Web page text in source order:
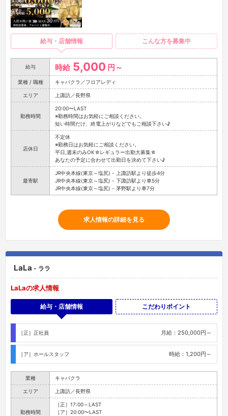
給与・店舗情報 こんな方を募集中
給与 時給 5,000 円～
業種 / 職種 キャバクラ／フロアレディ
エリア 上諏訪／長野県
勤務時間
20:00〜LAST
※勤務時間はお気軽にご相談ください。
短い時間だけ、終電上がりなどでもご相談下さい♪
店休日
不定休
※勤務日はお気軽にご相談ください。
平日,週末のみOK☆レギュラー出勤大募集☆
あなたの予定に合わせて出勤日を決めて下さい♪
最寄駅
JR中央本線(東京～塩尻) - 上諏訪駅より徒歩4分
JR中央本線(東京～塩尻) - 下諏訪駅より車5分
JR中央本線(東京～塩尻) - 茅野駅より車7分
求人情報の詳細を見る
LaLa - ララ
LaLaの求人情報
給与・店舗情報 こだわりポイント
［正］正社員 月給：250,000円～
［ア］ホールスタッフ 時給：1,200円～
業種 キャバクラ
エリア 上諏訪／長野県
勤務時間
［正］17:00～LAST
［ア］20:00〜LAST